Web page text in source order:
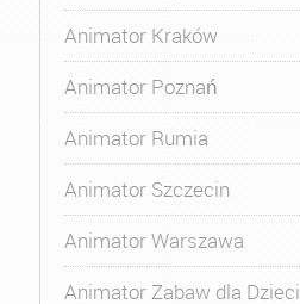
Animator Kraków
Animator Poznań
Animator Rumia
Animator Szczecin
Animator Warszawa
Animator Zabaw dla Dzieci